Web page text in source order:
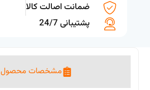
ضمانت اصالت کالا
پشتیبانی 24/7
مشخصات محصول